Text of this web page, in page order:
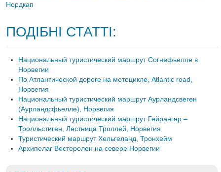
Нордкап
ПОДІБНІ СТАТТІ:
Национальный туристический маршрут Согнефьелле в
Норвегии
По Атлантической дороге на мотоцикле, Atlantic road,
Норвегия
Национальный туристический маршрут Аурландсвеген
(Аурландсфьелле), Норвегия
Национальный туристический маршрут Гейрангер –
Тролльстиген, Лестница Троллей, Норвегия
Туристический маршрут Хельгеланд, Тронхейм
Архипелаг Вестеролен на севере Норвегии